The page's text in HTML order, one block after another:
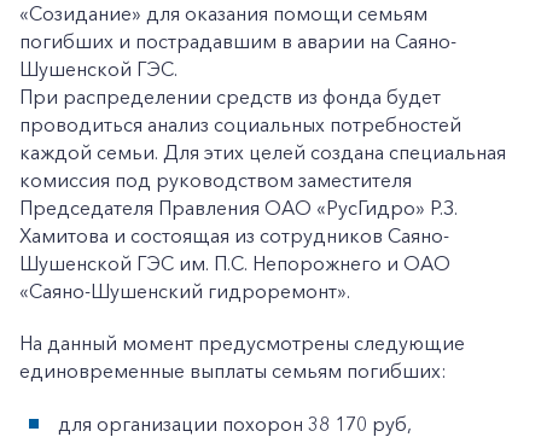
«Созидание» для оказания помощи семьям
погибших и пострадавшим в аварии на Саяно-
Шушенской ГЭС.
При распределении средств из фонда будет
проводиться анализ социальных потребностей
каждой семьи. Для этих целей создана специальная
комиссия под руководством заместителя
Председателя Правления ОАО «РусГидро» Р.З.
Хамитова и состоящая из сотрудников Саяно-
Шушенской ГЭС им. П.С. Непорожнего и ОАО
«Саяно-Шушенский гидроремонт».
На данный момент предусмотрены следующие
единовременные выплаты семьям погибших:
для организации похорон 38 170 руб,